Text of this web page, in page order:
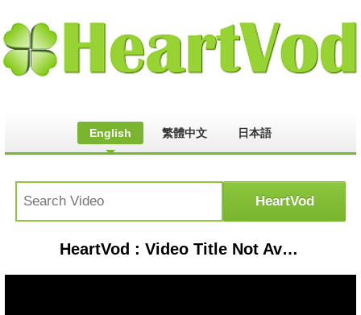
English 繁體中文 日本語
HeartVod : Video Title Not Available